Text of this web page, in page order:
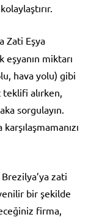
Zati Eşya
eşyanın miktarı
hava yolu) gibi
alırken,
sorgulayın.
zati
bir şekilde
firma,